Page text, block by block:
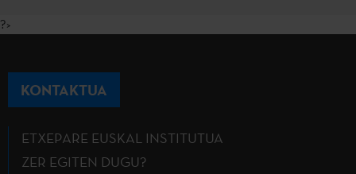
?>
KONTAKTUA
ETXEPARE EUSKAL INSTITUTUA
ZER EGITEN DUGU?